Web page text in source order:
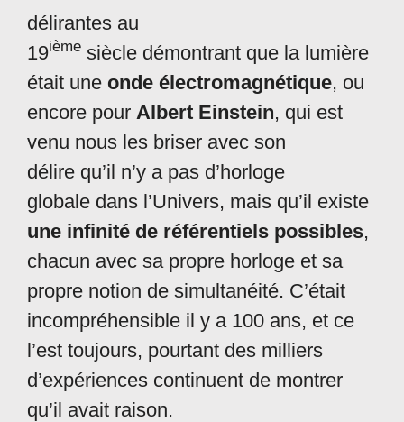
délirantes au
19ième siècle démontrant que la lumière
était une onde électromagnétique, ou
encore pour Albert Einstein, qui est
venu nous les briser avec son
délire qu’il n’y a pas d’horloge
globale dans l’Univers, mais qu’il existe
une infinité de référentiels possibles,
chacun avec sa propre horloge et sa
propre notion de simultanéité. C’était
incompréhensible il y a 100 ans, et ce
l’est toujours, pourtant des milliers
d’expériences continuent de montrer
qu’il avait raison.